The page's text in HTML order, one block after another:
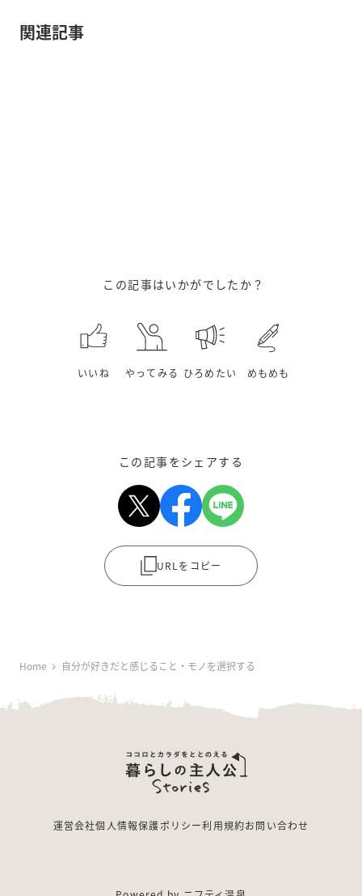
関連記事
この記事はいかがでしたか？
いいね やってみる ひろめたい めもめも
この記事をシェアする
URLをコピー
Home 自分が好きだと感じること・モノを選択する
運営会社個人情報保護ポリシー利用規約お問い合わせ